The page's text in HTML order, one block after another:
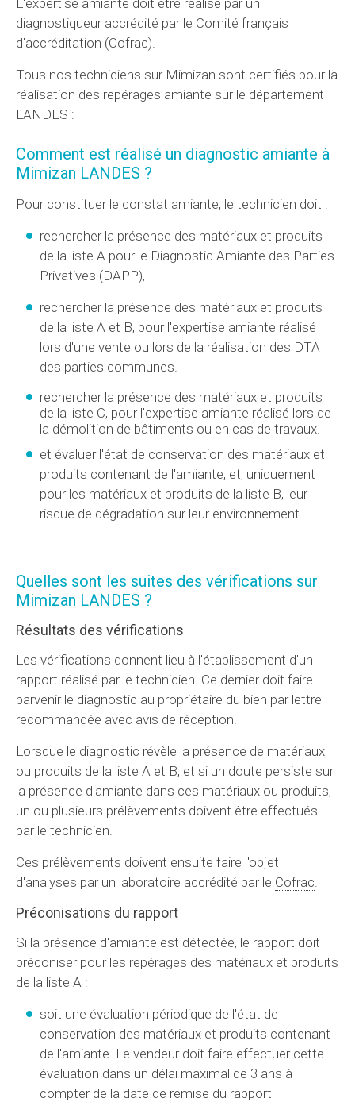
diagnostiqueur accrédité par le Comité français
d'accréditation (Cofrac).
Tous nos techniciens sur Mimizan sont certifiés pour la
réalisation des repérages amiante sur le département
LANDES :
Comment est réalisé un diagnostic amiante à
Mimizan LANDES ?
Pour constituer le constat amiante, le technicien doit :
rechercher la présence des matériaux et produits
de la liste A pour le Diagnostic Amiante des Parties
Privatives (DAPP),
rechercher la présence des matériaux et produits
de la liste A et B, pour l'expertise amiante réalisé
lors d'une vente ou lors de la réalisation des DTA
des parties communes.
rechercher la présence des matériaux et produits
de la liste C, pour l'expertise amiante réalisé lors de
la démolition de bâtiments ou en cas de travaux.
et évaluer l'état de conservation des matériaux et
produits contenant de l'amiante, et, uniquement
pour les matériaux et produits de la liste B, leur
risque de dégradation sur leur environnement.
Quelles sont les suites des vérifications sur
Mimizan LANDES ?
Résultats des vérifications
Les vérifications donnent lieu à l'établissement d'un
rapport réalisé par le technicien. Ce dernier doit faire
parvenir le diagnostic au propriétaire du bien par lettre
recommandée avec avis de réception.
Lorsque le diagnostic révèle la présence de matériaux
ou produits de la liste A et B, et si un doute persiste sur
la présence d'amiante dans ces matériaux ou produits,
un ou plusieurs prélèvements doivent être effectués
par le technicien.
Ces prélèvements doivent ensuite faire l'objet
d'analyses par un laboratoire accrédité par le Cofrac
Préconisations du rapport
Si la présence d'amiante est détectée, le rapport doit
préconiser pour les repérages des matériaux et produits
de la liste A :
soit une évaluation périodique de l'état de
conservation des matériaux et produits contenant
de l'amiante. Le vendeur doit faire effectuer cette
évaluation dans un délai maximal de 3 ans à
compter de la date de remise du rapport